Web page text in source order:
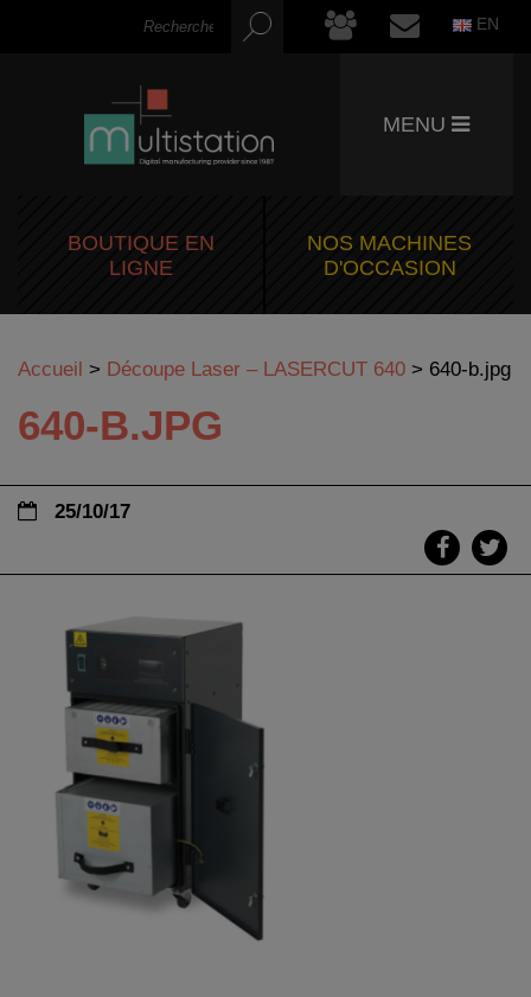
EN
MENU
BOUTIQUE EN
LIGNE
NOS MACHINES
D'OCCASION
Accueil > Découpe Laser – LASERCUT 640 > 640-b.jpg
640-B.JPG
25/10/17